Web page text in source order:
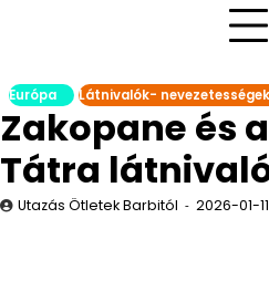
Európa Látnivalók- nevezetességek
Zakopane és
Tátra
Utazás Ötletek Barbitól 2026-01-11